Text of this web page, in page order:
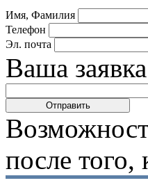
Имя, Фамилия
Телефон
Эл. почта
Ваша заявка
после